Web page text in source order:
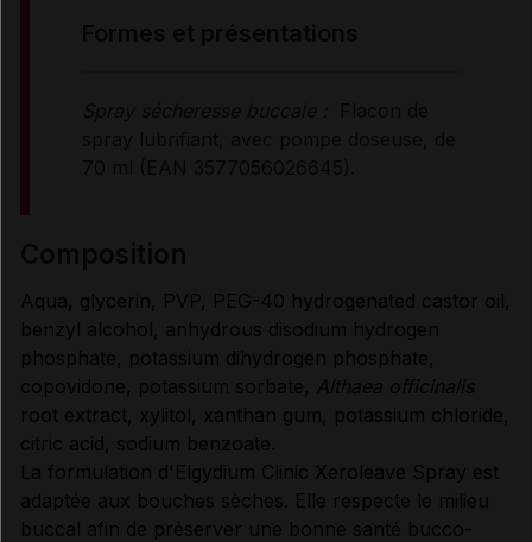
MODE D'EMPLOI
CONTRE-INDICATIONS
PRÉCAUTIONS D'EMPLOI
Aqua, glycerin, PVP, PEG-40 hydrogenated castor oil,
benzyl alcohol, anhydrous disodium hydrogen
phosphate, potassium dihydrogen phosphate,
copovidone, potassium sorbate, Althaea officinalis
root extract, xylitol, xanthan gum, potassium chloride,
citric acid, sodium benzoate.
La formulation d'Elgydium Clinic Xeroleave Spray est
adaptée aux bouches sèches. Elle respecte le milieu
buccal afin de préserver une bonne santé bucco-